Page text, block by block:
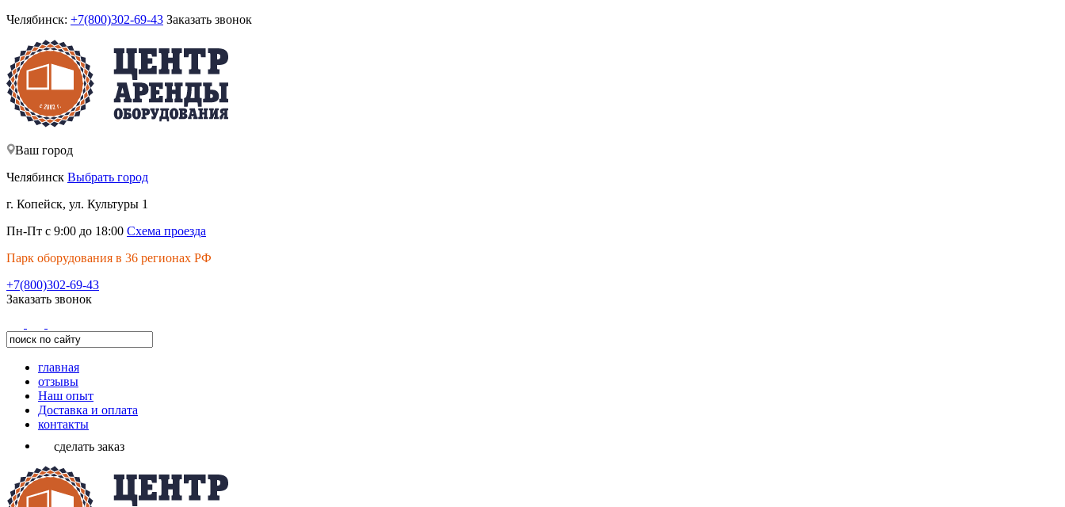
Челябинск: +7(800)302-69-43 Заказать звонок
Ваш город
Челябинск Выбрать город
г. Копейск, ул. Культуры 1
Пн-Пт с 9:00 до 18:00 Схема проезда
Парк оборудования в 36 регионах РФ
+7(800)302-69-43
Заказать звонок
главная
отзывы
Наш опыт
Доставка и оплата
контакты
сделать заказ